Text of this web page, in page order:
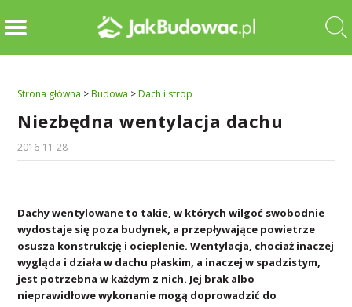
Strona główna >Budowa >Dach i strop
Niezbędna wentylacja dachu
2016-11-28
Dachy wentylowane to takie, w których wilgoć swobodnie
wydostaje się poza budynek, a przepływające powietrze
osusza konstrukcję i ocieplenie. Wentylacja, chociaż inaczej
wygląda i działa w dachu płaskim, a inaczej w spadzistym,
jest potrzebna w każdym z nich. Jej brak albo
nieprawidłowe wykonanie mogą doprowadzić do